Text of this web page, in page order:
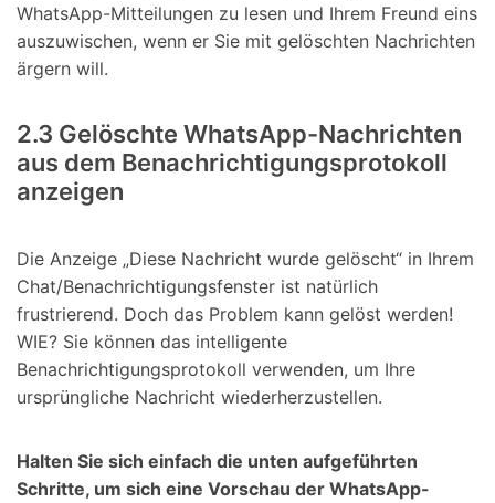
WhatsApp-Mitteilungen zu lesen und Ihrem Freund eins
auszuwischen, wenn er Sie mit gelöschten Nachrichten
ärgern will.
2.3 Gelöschte WhatsApp-Nachrichten
aus dem Benachrichtigungsprotokoll
anzeigen
Die Anzeige „Diese Nachricht wurde gelöscht“ in Ihrem
Chat/Benachrichtigungsfenster ist natürlich
frustrierend. Doch das Problem kann gelöst werden!
WIE? Sie können das intelligente
Benachrichtigungsprotokoll verwenden, um Ihre
ursprüngliche Nachricht wiederherzustellen.
Halten Sie sich einfach die unten aufgeführten
Schritte, um sich eine Vorschau der WhatsApp-